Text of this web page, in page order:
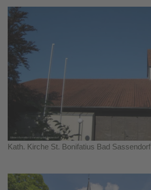
Kath. Kirche St. Bonifatius Bad Sassendorf